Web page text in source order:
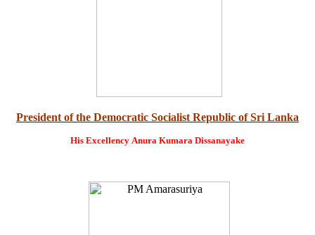
President of the Democratic Socialist Republic of Sri Lanka
His Excellency Anura Kumara Dissanayake